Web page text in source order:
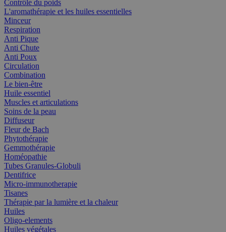
Contrôle du poids
L'aromathérapie et les huiles essentielles
Minceur
Respiration
Anti Pique
Anti Chute
Anti Poux
Circulation
Combination
Le bien-être
Huile essentiel
Muscles et articulations
Soins de la peau
Diffuseur
Fleur de Bach
Phytothérapie
Gemmothérapie
Homéopathie
Tubes Granules-Globuli
Dentifrice
Micro-immunotherapie
Tisanes
Thérapie par la lumière et la chaleur
Huiles
Oligo-elements
Huiles végétales